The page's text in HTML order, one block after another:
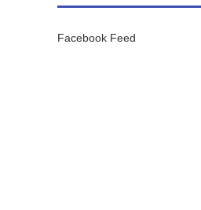
Facebook Feed